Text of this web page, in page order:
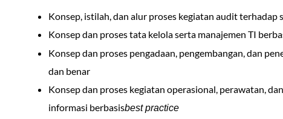
Konsep, istilah, dan alur proses kegiatan audit terhadap
Konsep dan proses tata kelola serta manajemen TI
Konsep dan proses pengadaan, pengembangan, dan
dan benar
Konsep dan proses kegiatan operasional, perawatan,
informasi berbasisbest practice